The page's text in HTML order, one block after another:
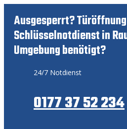
Ausgesperrt?
Schlüsselnotdienst in
Umgebung benötigt?
24/7 Notdienst
0177 37 52 234